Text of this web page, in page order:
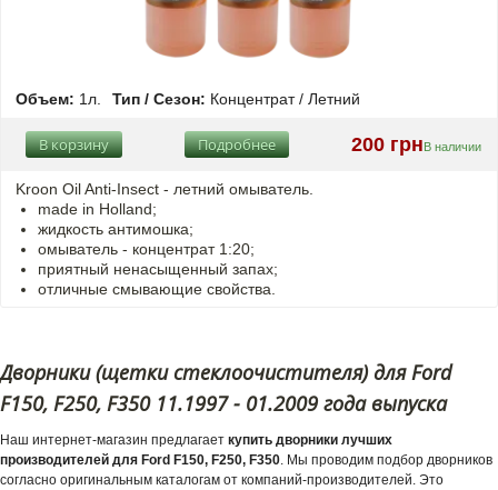
Объем: 1л. Тип / Сезон: Концентрат / Летний
200 грнВ наличии
Подробнее
В корзину
Kroon Oil Anti-Insect - летний омыватель.
made in Holland;
жидкость антимошка;
омыватель - концентрат 1:20;
приятный ненасыщенный запах;
отличные смывающие свойства.
Дворники (щетки стеклоочистителя) для Ford
F150, F250, F350 11.1997 - 01.2009 года выпуска
Наш интернет-магазин предлагает купить дворники лучших
производителей для Ford F150, F250, F350. Мы проводим подбор дворников
согласно оригинальным каталогам от компаний-производителей. Это